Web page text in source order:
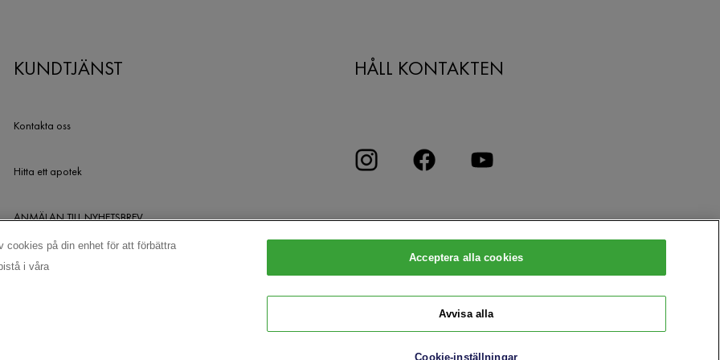
KUNDTJÄNST
Kontakta oss
Hitta ett apotek
ANMÄLAN TILL NYHETSBREV
UTGÅNGNA PRODUKTER
HÅLL KONTAKTEN
cookies på din enhet för att förbättra
i våra
Cookie-inställningar
Avvisa alla
Acceptera alla cookies